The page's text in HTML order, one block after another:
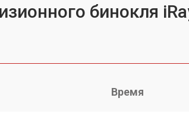
бинокля
Время